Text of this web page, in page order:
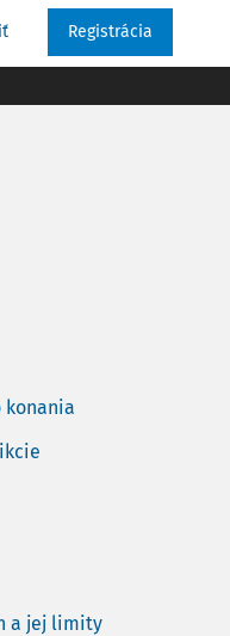
Registrácia
konania
a jej limity